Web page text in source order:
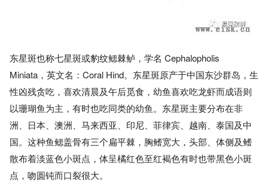
东星斑也称七星斑或豹纹鳃棘鲈，学名 Cephalopholis
Miniata，英文名：Coral Hind。东星斑原产于中国东沙群岛，生
性凶残贪吃，喜欢清晨及午后觅食，幼鱼喜欢吃龙虾而成语则
以珊瑚鱼为主，有时也吃同类的幼鱼。东星斑主要分布在非
洲、日本、澳洲、马来西亚、印尼、菲律宾、越南、泰国及中
国。这种鱼鳃盖骨有三个扁平棘，胸鳍宽大，头部、体侧及鳍
散布着淡蓝色小斑点，体呈橘红色至红褐色有时也带黑色小斑
点，吻圆钝而口裂很大。